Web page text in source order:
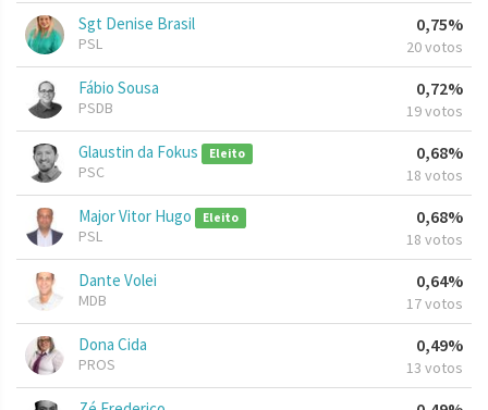
Sgt Denise Brasil
PSL
0,75%
20 votos
Fábio Sousa
PSDB
0,72%
19 votos
Glaustin da Fokus Eleito
PSC
0,68%
18 votos
Major Vitor Hugo Eleito
PSL
0,68%
18 votos
Dante Volei
MDB
0,64%
17 votos
Dona Cida
PROS
0,49%
13 votos